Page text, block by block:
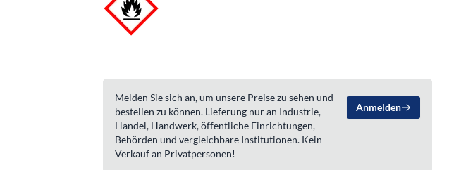
Melden Sie sich an, um unsere Preise zu sehen und
bestellen zu können. Lieferung nur an Industrie,
Handel, Handwerk, öffentliche Einrichtungen,
Behörden und vergleichbare Institutionen. Kein
Verkauf an Privatpersonen!
Anmelden